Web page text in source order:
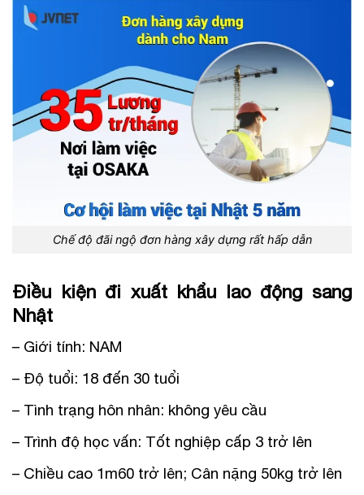
Chế độ đãi ngộ đơn hàng xây dựng rất hấp dẫn
Điều kiện đi xuất khẩu lao động sang
Nhật
– Giới tính: NAM
– Độ tuổi: 18 đến 30 tuổi
– Tình trạng hôn nhân: không yêu cầu
– Trình độ học vấn: Tốt nghiệp cấp 3 trở lên
– Chiều cao 1m60 trở lên; Cân nặng 50kg trở lên